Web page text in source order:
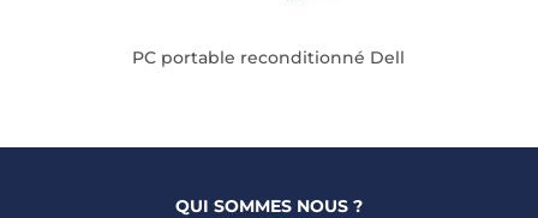
PC portable reconditionné Dell
QUI SOMMES NOUS ?